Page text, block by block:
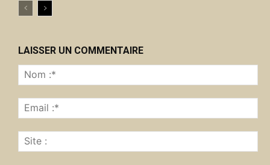
LAISSER UN COMMENTAIRE
:*
:*
: